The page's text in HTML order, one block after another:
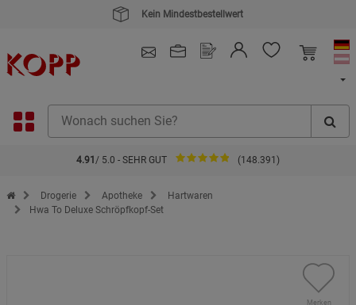
4.91 / 5.0 - SEHR GUT (148.391)
Zur Startseite des Kopp Verlag Online-Shop
Drogerie Apotheke
Hartwaren
Hwa To Deluxe Schröpfkopf-Set
Merken